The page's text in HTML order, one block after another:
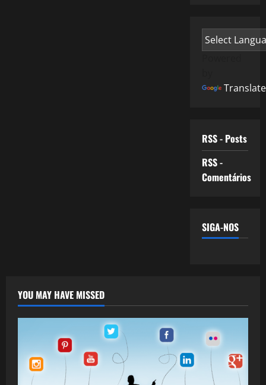
Translate
RSS - Posts
RSS -
Comentários
SIGA-NOS
YOU MAY HAVE MISSED